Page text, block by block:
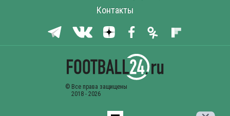
Контакты